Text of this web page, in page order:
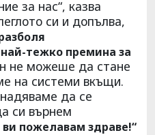
за нас“, казва
си и допълва,
тежко премина за
не можеше да стане
на системи вкъщи.
да се
си върнем
ви пожелавам здраве!“